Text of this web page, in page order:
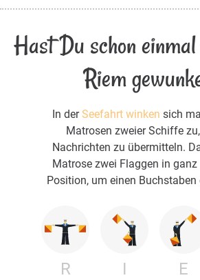
Hast Du schon
Riem
In derSeefahrt winken sich
Matrosen zweier Schiffe
Nachrichten zu übermitteln.
Matrose zwei Flaggen in
Position, um einen Buchstaben
R I E